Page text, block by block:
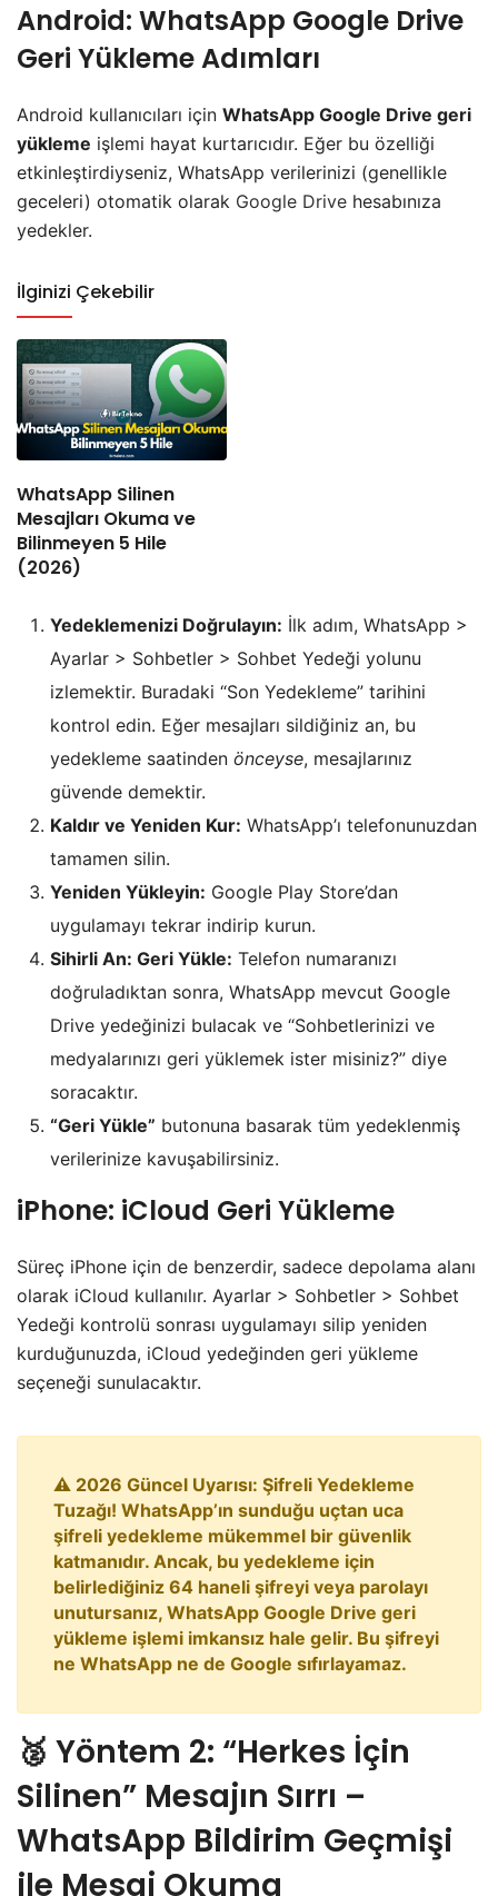
​Android: WhatsApp Google Drive
Geri Yükleme Adımları
​Android kullanıcıları için WhatsApp Google Drive geri
yükleme işlemi hayat kurtarıcıdır. Eğer bu özelliği
etkinleştirdiyseniz, WhatsApp verilerinizi (genellikle
geceleri) otomatik olarak Google Drive hesabınıza
yedekler.
İlginizi Çekebilir
WhatsApp Silinen
Mesajları Okuma ve
Bilinmeyen 5 Hile
(2026)
Yedeklemenizi Doğrulayın: İlk adım, WhatsApp >
Ayarlar > Sohbetler > Sohbet Yedeği yolunu
izlemektir. Buradaki “Son Yedekleme” tarihini
kontrol edin. Eğer mesajları sildiğiniz an, bu
yedekleme saatinden önceyse, mesajlarınız
güvende demektir.
Kaldır ve Yeniden Kur: WhatsApp’ı telefonunuzdan
tamamen silin.
Yeniden Yükleyin: Google Play Store’dan
uygulamayı tekrar indirip kurun.
Sihirli An: Geri Yükle: Telefon numaranızı
doğruladıktan sonra, WhatsApp mevcut Google
Drive yedeğinizi bulacak ve “Sohbetlerinizi ve
medyalarınızı geri yüklemek ister misiniz?” diye
soracaktır.
“Geri Yükle” butonuna basarak tüm yedeklenmiş
verilerinize kavuşabilirsiniz.
​iPhone: iCloud Geri Yükleme
​Süreç iPhone için de benzerdir, sadece depolama alanı
olarak iCloud kullanılır. Ayarlar > Sohbetler > Sohbet
Yedeği kontrolü sonrası uygulamayı silip yeniden
kurduğunuzda, iCloud yedeğinden geri yükleme
seçeneği sunulacaktır.
⚠️ 2026 Güncel Uyarısı: Şifreli Yedekleme
Tuzağı! WhatsApp’ın sunduğu uçtan uca
şifreli yedekleme mükemmel bir güvenlik
katmanıdır. Ancak, bu yedekleme için
belirlediğiniz 64 haneli şifreyi veya parolayı
unutursanız, WhatsApp Google Drive geri
yükleme işlemi imkansız hale gelir. Bu şifreyi
ne WhatsApp ne de Google sıfırlayamaz.
​🥈 Yöntem 2: “Herkes İçin
Silinen” Mesajın Sırrı –
WhatsApp Bildirim Geçmişi
ile Mesaj Okuma